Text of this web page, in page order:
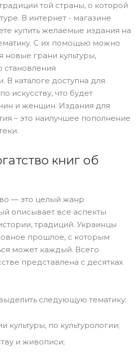
традиции той страны, о которой
В интернет - магазине
купить желаемые издания на
С их помощью можно
новые грани культуры,
становления
В каталоге доступна для
искусству, что будет
и женщин. Издания для
– это наилучшее пополнение
книг об
— это целый жанр
описывает все аспекты
традиций. Украинцы
прошлое, с которым
может каждый. Всего
представлена с десятках
следующую тематику:
культуры, по культурологии;
и живописи;